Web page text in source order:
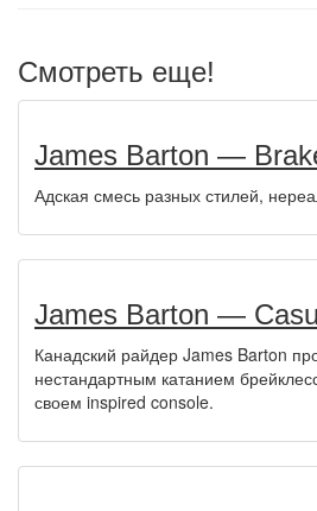
Смотреть еще!
James Barton —
Адская смесь разных стилей,
James Barton —
Канадский райдер James Barton
нестандартным катанием
своем inspired console.